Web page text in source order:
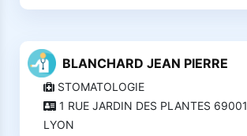
BLANCHARD JEAN PIERRE
STOMATOLOGIE
1 RUE JARDIN DES PLANTES 69001
LYON